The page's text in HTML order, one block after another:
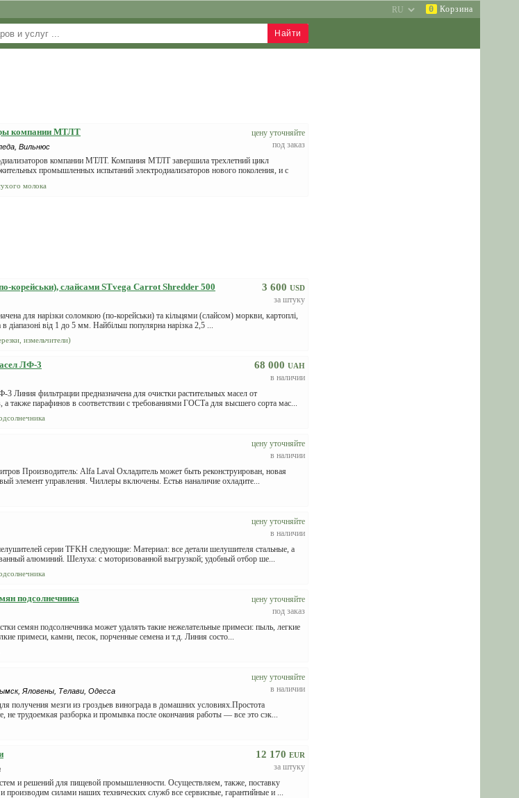
0 Корзина
цену уточняйте
под заказ
компании МТЛТ
Вильнюс
компании МТЛТ. Компания МТЛТ завершила трехлетний цикл
промышленных испытаний электродиализаторов нового поколения, и с
молока
3 600 USD
за штуку
корейськи), слайсами STvega Carrot Shredder 500
для нарізки соломкою (по-корейськи) та кільцями (слайсом) моркви, картоплі,
діапазоні від 1 до 5 мм. Найбільш популярна нарізка 2,5 ...
измельчители)
68 000 UAH
в наличии
ЛФ-3
Линия фильтрации предназначена для очистки растительных масел от
также парафинов в соответствии с требованиями ГОСТа для высшего сорта мас...
цену уточняйте
в наличии
Производитель: Alfa Laval Охладитель может быть реконструирован, новая
элемент управления. Чиллеры включены. Естьв наналичие охладите...
цену уточняйте
в наличии
серии TFKH следующие: Материал: все детали шелушителя стальные, а
алюминий. Шелуха: с моторизованной выгрузкой; удобный отбор ше...
цену уточняйте
под заказ
подсолнечника
семян подсолнечника может удалять такие нежелательные примеси: пыль, легкие
примеси, камни, песок, порченные семена и т.д. Линия состо...
цену уточняйте
в наличии
Яловены, Телави, Одесса
получения мезги из гроздьев винограда в домашних условиях.Простота
не трудоемкая разборка и промывка после окончания работы ― все это сэк...
12 170 EUR
за штуку
и решений для пищевой промышленности. Осуществляем, также, поставку
производим силами наших технических служб все сервисные, гарантийные и ...